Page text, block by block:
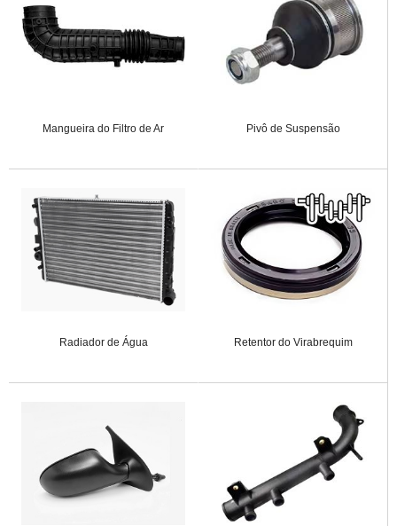
Mangueira do Filtro de Ar Pivô de Suspensão
Radiador de Água Retentor do Virabrequim